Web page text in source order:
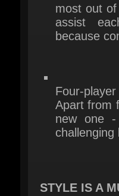
Four-player
challenging
STYLE IS A
your bipeds